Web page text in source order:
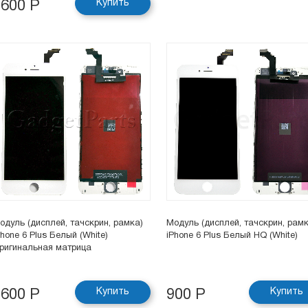
Р Купить
(дисплей, тачскрин, рамка)
6 Plus Белый (White)
матрица
Р Купить
Модуль (дисплей, тачскрин,
iPhone 6 Plus Белый HQ (White)
900 Р Купить